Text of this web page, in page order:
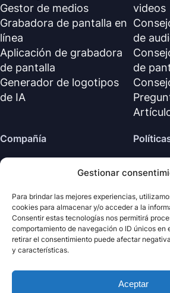
Gestionar
Para brindar las mejores experiencias,
cookies para almacenar y/o acceder a la
Consentir estas tecnologías nos permitirá
comportamiento de navegación o ID únicos en
retirar el consentimiento puede afectar
y características.
Aceptar
Gestor de medios
Grabadora de pantalla en
línea
Aplicación de grabadora
de pantalla
Generador de logotipos
de IA
videos
de
de
Compañía
Sobre nosotros
Centro de soporte
·